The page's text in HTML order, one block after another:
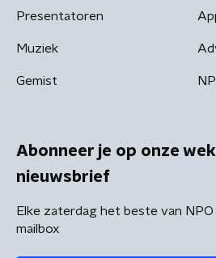
Presentatoren
Muziek
Gemist
Abonneer je op onze
nieuwsbrief
Elke zaterdag het beste van NPO
mailbox